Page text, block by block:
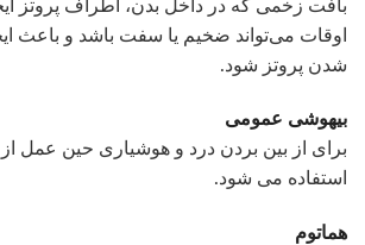
بافت زخمی که در داخل بدن، اطراف پروتز
اوقات می‌تواند ضخیم یا سفت باشد و باعث
شدن پروتز شود.
بیهوشی عمومی
برای از بین بردن درد و هوشیاری حین عمل از
استفاده می شود.
هماتوم